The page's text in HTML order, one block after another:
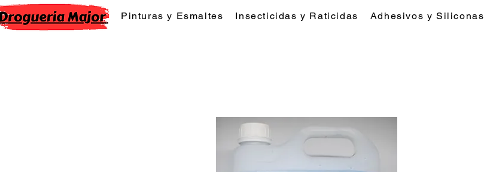
Pinturas y Esmaltes Insecticidas y Raticidas Adhesivos y Siliconas